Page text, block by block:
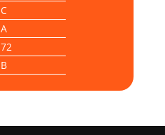
C
A
72
B